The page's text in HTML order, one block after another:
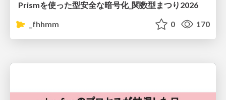
Prismを使った型安全な暗号化_関数型まつり2026
_fhhmm
0 170